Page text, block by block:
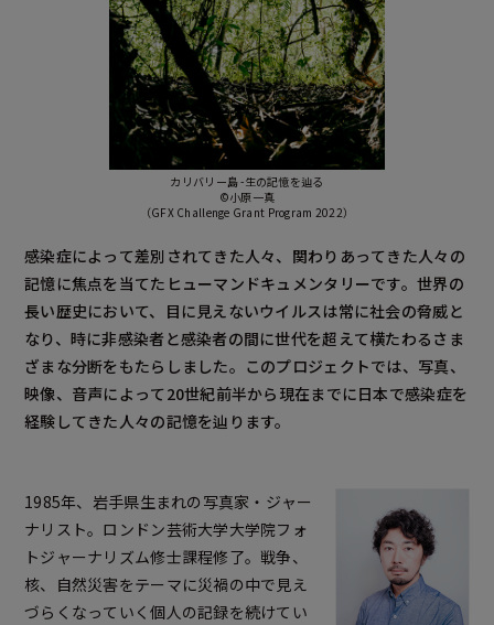
カリバリー島 -生の記憶を辿る
©小原一真
（GFX Challenge Grant Program 2022）
感染症によって差別されてきた人々、関わりあってきた人々の
記憶に焦点を当てたヒューマンドキュメンタリーです。世界の
長い歴史において、目に見えないウイルスは常に社会の脅威と
なり、時に非感染者と感染者の間に世代を超えて横たわるさま
ざまな分断をもたらしました。このプロジェクトでは、写真、
映像、音声によって20世紀前半から現在までに日本で感染症を
経験してきた人々の記憶を辿ります。
1985年、岩手県生まれの写真家・ジャー
ナリスト。ロンドン芸術大学大学院フォ
トジャーナリズム修士課程修了。戦争、
核、自然災害をテーマに災禍の中で見え
づらくなっていく個人の記録を続けてい